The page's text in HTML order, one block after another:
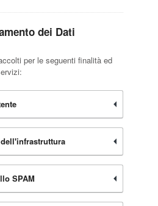
dei Dati
per le seguenti finalità ed
SPAM